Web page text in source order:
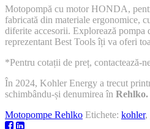
Motopompă cu motor HONDA,
fabricată din materiale ergonomice,
diferite accesorii. Explorează pompa
reprezentant Best Tools îți va oferi
*Pentru cotații de preț, contactează-
În 2024, Kohler Energy a trecut
schimbându-și denumirea în Rehlko.
Motopompe Rehlko Etichete: kohler,